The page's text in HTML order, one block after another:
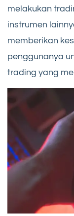
melakukan
instrumen
memberikan
penggunanya
trading yang